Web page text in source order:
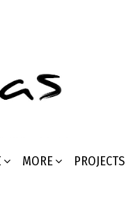
MORE PROJECTS